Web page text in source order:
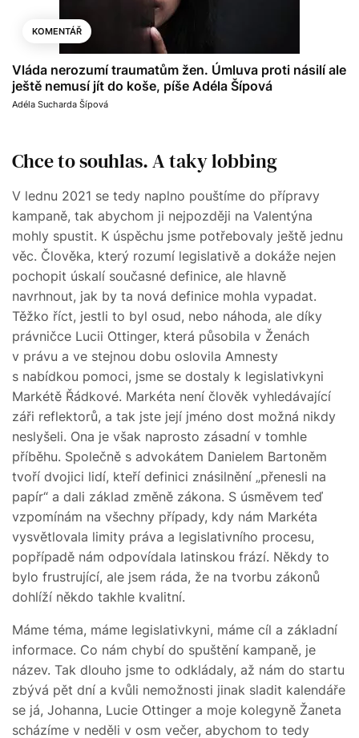
KOMENTÁŘ
Vláda nerozumí traumatům žen. Úmluva proti násilí ale
ještě nemusí jít do koše, píše Adéla Šípová
Adéla Sucharda Šípová
Chce to souhlas. A taky lobbing
V lednu 2021 se tedy naplno pouštíme do přípravy
kampaně, tak abychom ji nejpozději na Valentýna
mohly spustit. K úspěchu jsme potřebovaly ještě jednu
věc. Člověka, který rozumí legislativě a dokáže nejen
pochopit úskalí současné definice, ale hlavně
navrhnout, jak by ta nová definice mohla vypadat.
Těžko říct, jestli to byl osud, nebo náhoda, ale díky
právničce Lucii Ottinger, která působila v Ženách
v právu a ve stejnou dobu oslovila Amnesty
s nabídkou pomoci, jsme se dostaly k legislativkyni
Markétě Řádkové. Markéta není člověk vyhledávající
záři reflektorů, a tak jste její jméno dost možná nikdy
neslyšeli. Ona je však naprosto zásadní v tomhle
příběhu. Společně s advokátem Danielem Bartoněm
tvoří dvojici lidí, kteří definici znásilnění „přenesli na
papír“ a dali základ změně zákona. S úsměvem teď
vzpomínám na všechny případy, kdy nám Markéta
vysvětlovala limity práva a legislativního procesu,
popřípadě nám odpovídala latinskou frází. Někdy to
bylo frustrující, ale jsem ráda, že na tvorbu zákonů
dohlíží někdo takhle kvalitní.
Máme téma, máme legislativkyni, máme cíl a základní
informace. Co nám chybí do spuštění kampaně, je
název. Tak dlouho jsme to odkládaly, až nám do startu
zbývá pět dní a kvůli nemožnosti jinak sladit kalendáře
se já, Johanna, Lucie Ottinger a moje kolegyně Žaneta
scházíme v neděli v osm večer, abychom to tedy